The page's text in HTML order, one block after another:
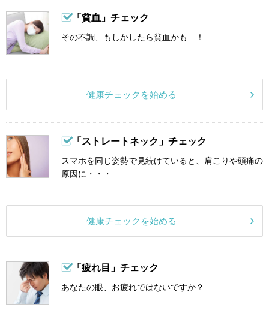
「貧血」チェック
その不調、もしかしたら貧血かも…！
健康チェックを始める
「ストレートネック」チェック
スマホを同じ姿勢で見続けていると、肩こりや頭痛の
原因に・・・
健康チェックを始める
「疲れ目」チェック
あなたの眼、お疲れではないですか？